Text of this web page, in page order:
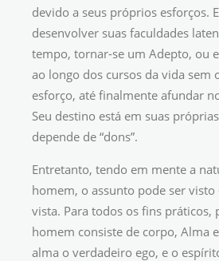
devido a seus próprios esforços.
desenvolver suas faculdades
tempo, tornar-se um Adepto, ou
ao longo dos cursos da vida sem
esforço, até finalmente afundar
Seu destino está em suas
depende de “dons”.
Entretanto, tendo em mente a
homem, o assunto pode ser
vista. Para todos os fins práticos,
homem consiste de corpo, Alma
alma o verdadeiro ego, e o